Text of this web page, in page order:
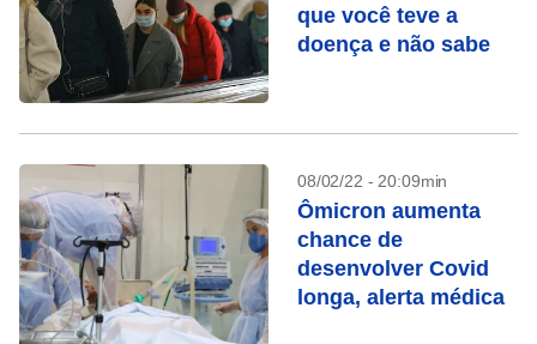
que você teve a
doença e não sabe
08/02/22 - 20:09min
Ômicron aumenta
chance de
desenvolver Covid
longa, alerta médica